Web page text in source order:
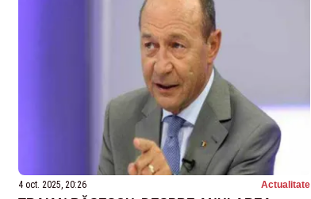
4 oct. 2025, 20:26 Actualitate